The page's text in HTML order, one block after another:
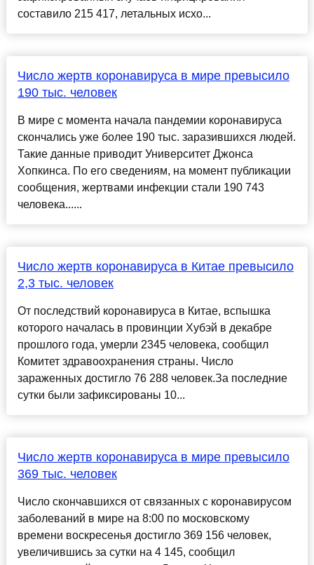
составило 215 417, летальных исхо...
Число жертв коронавируса в мире превысило
190 тыс. человек
В мире с момента начала пандемии коронавируса
скончались уже более 190 тыс. заразившихся людей.
Такие данные приводит Университет Джонса
Хопкинса. По его сведениям, на момент публикации
сообщения, жертвами инфекции стали 190 743
человека......
Число жертв коронавируса в Китае превысило
2,3 тыс. человек
От последствий коронавируса в Китае, вспышка
которого началась в провинции Хубэй в декабре
прошлого года, умерли 2345 человека, сообщил
Комитет здравоохранения страны. Число
зараженных достигло 76 288 человек.За последние
сутки были зафиксированы 10...
Число жертв коронавируса в мире превысило
369 тыс. человек
Число скончавшихся от связанных с коронавирусом
заболеваний в мире на 8:00 по московскому
времени воскресенья достигло 369 156 человек,
увеличившись за сутки на 4 145, сообщил